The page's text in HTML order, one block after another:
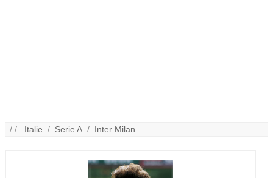
/ / Italie / Serie A / Inter Milan